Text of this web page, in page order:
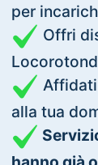
per
Offri
alla tua